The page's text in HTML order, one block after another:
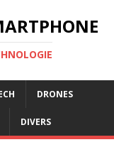
DRONES
DIVERS